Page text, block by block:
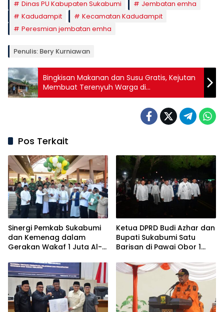
Dinas PU Kabupaten Sukabumi
Jembatan emha
Kadudampit
Kecamatan Kadudampit
Peresmian jembatan emha
Penulis: Bery Kurniawan
Bingkisan Makanan dan Susu Gratis, Kejutan
Membuat Terenyuh Warga di
Palabuhanratu
Pos Terkait
Sinergi Pemkab Sukabumi
dan Kemenag dalam
Gerakan Wakaf 1 Juta Al-
Ketua DPRD Budi Azhar dan
Bupati Sukabumi Satu
Barisan di Pawai Obor 1